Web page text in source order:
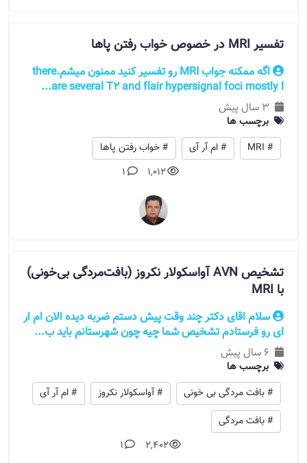
تفسیر MRI در خصوص خواب رفتن پاها
اگه ممکنه جواب MRI رو تفسیر کنید ممنون میشم.there
are several T2 and flair hypersignal foci mostly l...
3 سال پیش
برچسب ها
# MRI
# ام آر آی
# خواب رفتن پاها
1,012
1
تشخیص AVN آواسکولار نکروز (بافت‌مردگی بی‌خونی)
با MRI
سلام اقای دکتر چند وقت پیش دستم ضربه دیده الان ام ار
ای رو فرستادم تشخیص شما چیه چون شهرستانم باید ب...
6 سال پیش
برچسب ها
# بافت مردگی بی خونی
# آواسکولار نکروز
# ام آر آی
# بافت مردگی
2,402
1